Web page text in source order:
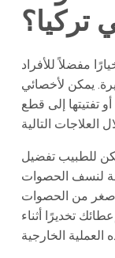
تركيا؟
مفضلاً للأفراد
يمكن لأخصائي
تفتيتها إلى قطع
للطبيب تفضيل
لنسف الحصوات
من الحصوات
تخديرًا أثناء